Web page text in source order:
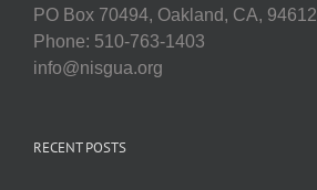
PO Box 70494, Oakland, CA, 94612
Phone: 510-763-1403
info@nisgua.org
RECENT POSTS